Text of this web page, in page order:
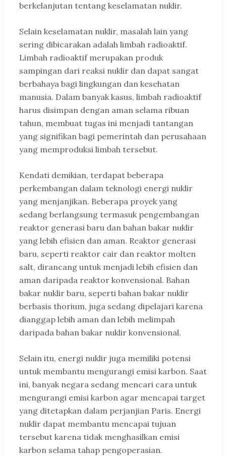
berkelanjutan tentang keselamatan nuklir.
Selain keselamatan nuklir, masalah lain yang
sering dibicarakan adalah limbah radioaktif.
Limbah radioaktif merupakan produk
sampingan dari reaksi nuklir dan dapat sangat
berbahaya bagi lingkungan dan kesehatan
manusia. Dalam banyak kasus, limbah radioaktif
harus disimpan dengan aman selama ribuan
tahun, membuat tugas ini menjadi tantangan
yang signifikan bagi pemerintah dan perusahaan
yang memproduksi limbah tersebut.
Kendati demikian, terdapat beberapa
perkembangan dalam teknologi energi nuklir
yang menjanjikan. Beberapa proyek yang
sedang berlangsung termasuk pengembangan
reaktor generasi baru dan bahan bakar nuklir
yang lebih efisien dan aman. Reaktor generasi
baru, seperti reaktor cair dan reaktor molten
salt, dirancang untuk menjadi lebih efisien dan
aman daripada reaktor konvensional. Bahan
bakar nuklir baru, seperti bahan bakar nuklir
berbasis thorium, juga sedang dipelajari karena
dianggap lebih aman dan lebih melimpah
daripada bahan bakar nuklir konvensional.
Selain itu, energi nuklir juga memiliki potensi
untuk membantu mengurangi emisi karbon. Saat
ini, banyak negara sedang mencari cara untuk
mengurangi emisi karbon agar mencapai target
yang ditetapkan dalam perjanjian Paris. Energi
nuklir dapat membantu mencapai tujuan
tersebut karena tidak menghasilkan emisi
karbon selama tahap pengoperasian.